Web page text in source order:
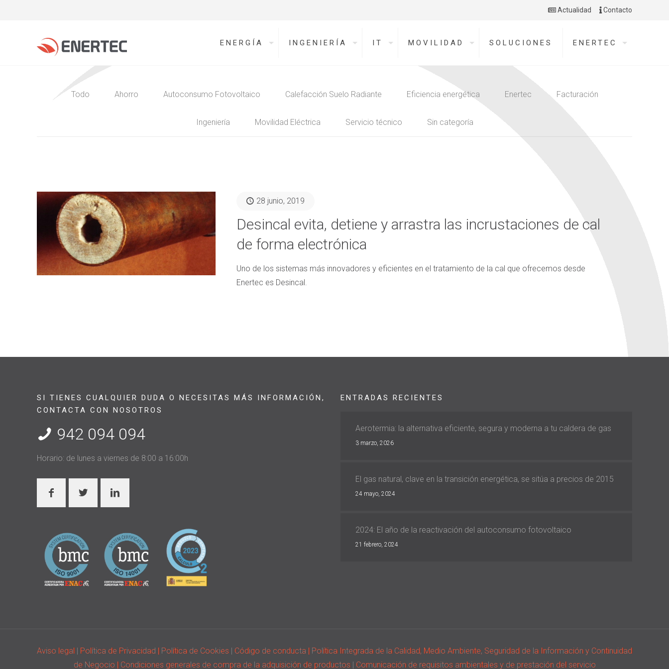
Actualidad Contacto
ENERGÍA INGENIERÍA IT MOVILIDAD SOLUCIONES ENERTEC
Todo Ahorro Autoconsumo Fotovoltaico Calefacción Suelo Radiante Eficiencia energética Enertec Facturación
Ingeniería Movilidad Eléctrica Servicio técnico Sin categoría
28 junio, 2019
Desincal evita, detiene y arrastra las incrustaciones de cal
de forma electrónica
Uno de los sistemas más innovadores y eficientes en el tratamiento de la cal que ofrecemos desde
Enertec es Desincal.
SI TIENES CUALQUIER DUDA O NECESITAS MÁS INFORMACIÓN,
CONTACTA CON NOSOTROS
942 094 094
Horario: de lunes a viernes de 8:00 a 16:00h
ENTRADAS RECIENTES
Aerotermia: la alternativa eficiente, segura y moderna a tu caldera de gas
3 marzo, 2026
El gas natural, clave en la transición energética, se sitúa a precios de 2015
24 mayo, 2024
2024: El año de la reactivación del autoconsumo fotovoltaico
21 febrero, 2024
Aviso legal | Política de Privacidad | Política de Cookies | Código de conducta | Política Integrada de la Calidad, Medio Ambiente, Seguridad de la Información y Continuidad
de Negocio | Condiciones generales de compra de la adquisición de productos | Comunicación de requisitos ambientales y de prestación del servicio